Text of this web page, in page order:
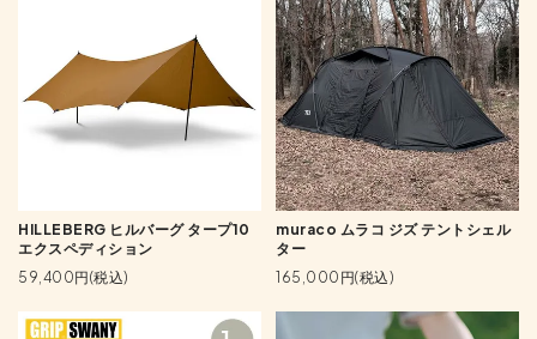
HILLEBERG ヒルバーグ タープ10
エクスペディション
59,400円(税込)
muraco ムラコ ジズ テントシェル
ター
165,000円(税込)